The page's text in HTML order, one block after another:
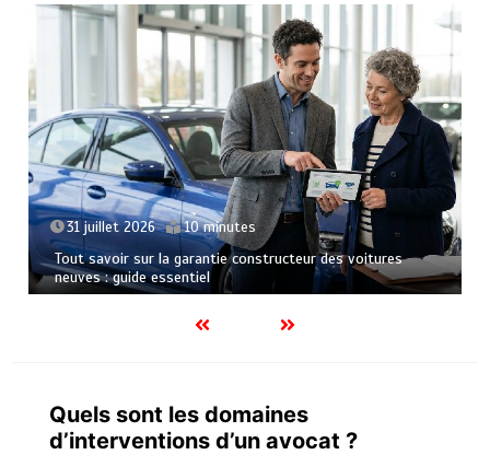
23 juillet 2026 6 minutes
Le soutien de la cuisine moderne : optimiser la préparation
des grands repas traditionnels
Quels sont les domaines
d’interventions d’un avocat ?